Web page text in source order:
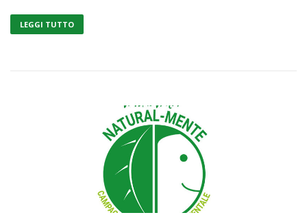
LEGGI TUTTO